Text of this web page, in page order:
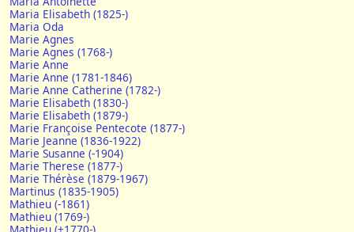
Maria Elisabeth (1825-)
Maria Oda
Marie Agnes
Marie Agnes (1768-)
Marie Anne
Marie Anne (1781-1846)
Marie Anne Catherine (1782-)
Marie Elisabeth (1830-)
Marie Elisabeth (1879-)
Marie Françoise Pentecote (1877-)
Marie Jeanne (1836-1922)
Marie Susanne (-1904)
Marie Therese (1877-)
Marie Thérèse (1879-1967)
Martinus (1835-1905)
Mathieu (-1861)
Mathieu (1769-)